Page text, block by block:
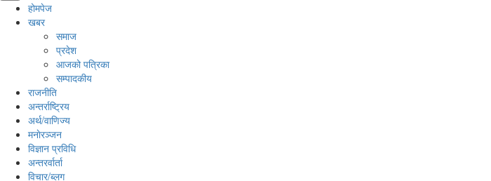
होमपेज
खबर
समाज
प्रदेश
आजको पत्रिका
सम्पादकीय
राजनीति
अन्तर्राष्ट्रिय
अर्थ/वाणिज्य
मनाेरञ्जन
विज्ञान प्रविधि
अन्तरर्वार्ता
विचार/ब्लग